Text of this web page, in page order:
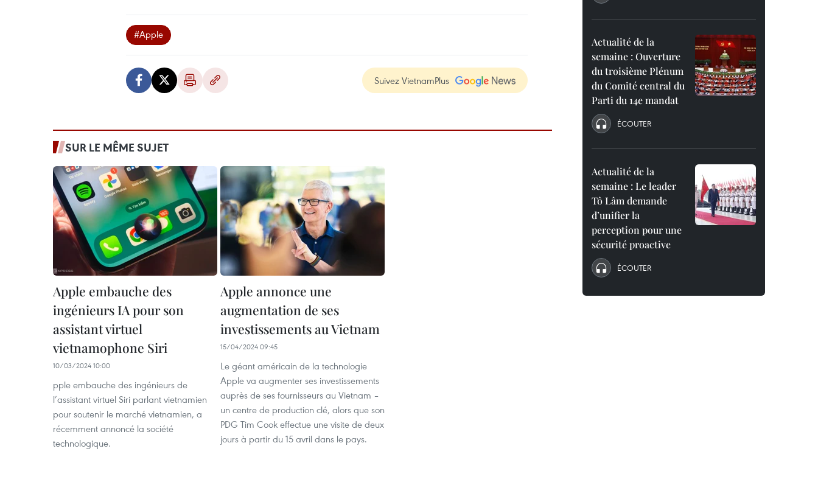
#Apple
Suivez VietnamPlus
SUR LE MÊME SUJET
Apple embauche des
ingénieurs IA pour son
assistant virtuel
vietnamophone Siri
10/03/2024 10:00
pple embauche des ingénieurs de
l’assistant virtuel Siri parlant vietnamien
pour soutenir le marché vietnamien, a
récemment annoncé la société
technologique.
Apple annonce une
augmentation de ses
investissements au Vietnam
15/04/2024 09:45
Le géant américain de la technologie
Apple va augmenter ses investissements
auprès de ses fournisseurs au Vietnam –
un centre de production clé, alors que son
PDG Tim Cook effectue une visite de deux
jours à partir du 15 avril dans le pays. ​
Actualité de la
semaine : Ouverture
du troisième Plénum
du Comité central du
Parti du 14e mandat
ÉCOUTER
Actualité de la
semaine : Le leader
Tô Lâm demande
d’unifier la
perception pour une
sécurité proactive
ÉCOUTER